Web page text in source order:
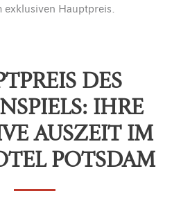
exklusiven Hauptpreis.
DES
IHRE
AUSZEIT IM
POTSDAM